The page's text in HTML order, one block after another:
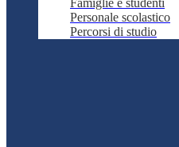
Famiglie e studenti
Personale scolastico
Percorsi di studio